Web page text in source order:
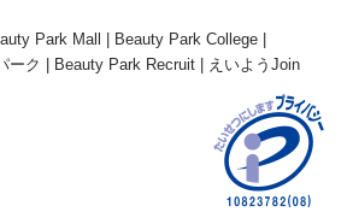
Park Mall
Beauty Park College
ーク
Beauty Park Recruit えいようJoin